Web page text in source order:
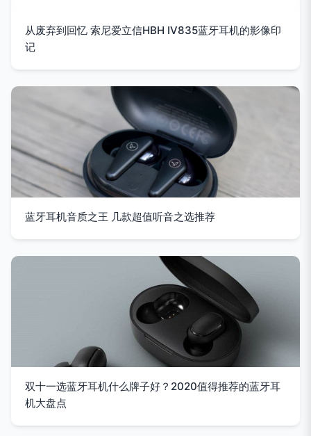
从废弃到回忆 索尼爱立信HBH IV835蓝牙耳机的影像印
记
蓝牙耳机音质之王 几款超值听音之选推荐
双十一选蓝牙耳机什么牌子好？2020值得推荐的蓝牙耳
机大盘点